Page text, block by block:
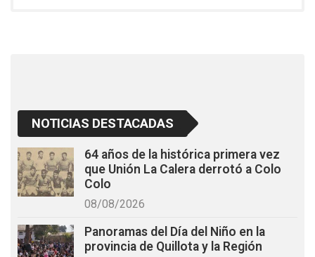
NOTICIAS DESTACADAS
64 años de la histórica primera vez
que Unión La Calera derrotó a Colo
Colo
08/08/2026
Panoramas del Día del Niño en la
provincia de Quillota y la Región